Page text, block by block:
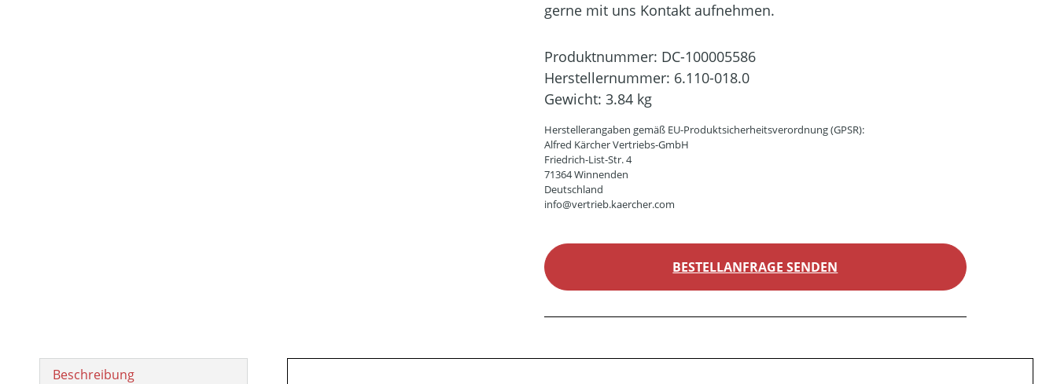
gerne mit uns Kontakt aufnehmen.
Produktnummer: DC-100005586
Herstellernummer: 6.110-018.0
Gewicht: 3.84 kg
Herstellerangaben gemäß EU-Produktsicherheitsverordnung (GPSR):
Alfred Kärcher Vertriebs-GmbH
Friedrich-List-Str. 4
71364 Winnenden
Deutschland
info@vertrieb.kaercher.com
BESTELLANFRAGE SENDEN
Beschreibung